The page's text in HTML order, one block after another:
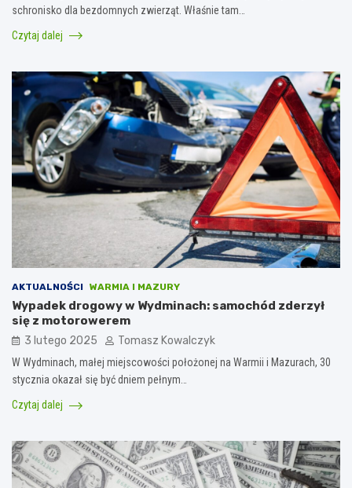
schronisko dla bezdomnych zwierząt. Właśnie tam…
Czytaj dalej
AKTUALNOŚCI WARMIA I MAZURY
Wypadek drogowy w Wydminach: samochód zderzył
się z motorowerem
3 lutego 2025 Tomasz Kowalczyk
W Wydminach, małej miejscowości położonej na Warmii i Mazurach, 30
stycznia okazał się być dniem pełnym…
Czytaj dalej